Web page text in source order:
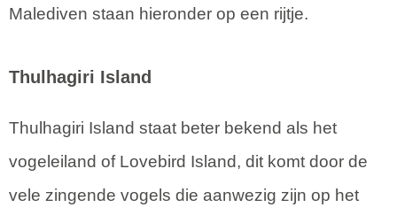
Malediven staan hieronder op een rijtje.
Thulhagiri Island
Thulhagiri Island staat beter bekend als het
vogeleiland of Lovebird Island, dit komt door de
vele zingende vogels die aanwezig zijn op het